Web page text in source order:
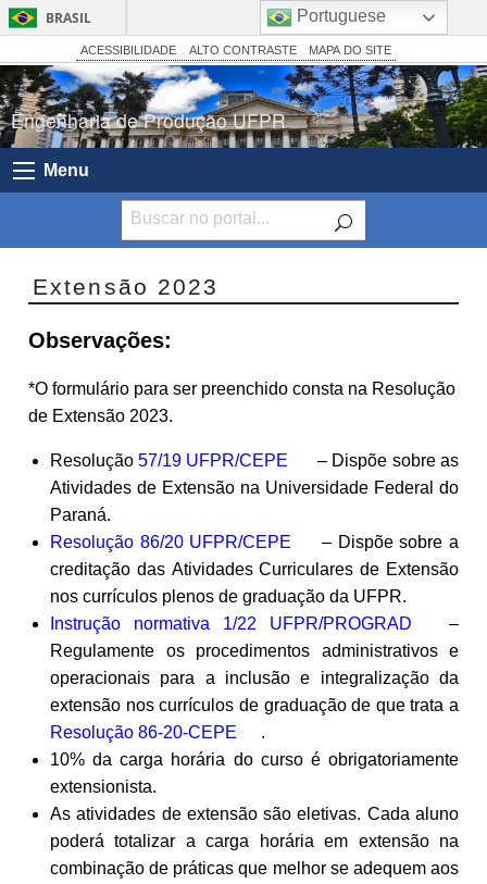
BRASIL
Simplifique!
Comunica BR
Participe
Acesso à informação
Canais
ACESSIBILIDADE ALTO CONTRASTE MAPA DO SITE
Engenharia de Produção UFPR
Menu
Extensão 2023
Observações:
*O formulário para ser preenchido consta na Resolução
de Extensão 2023.
Resolução 57/19 UFPR/CEPE
– Dispõe sobre as
Atividades de Extensão na Universidade Federal do
Paraná.
Resolução 86/20 UFPR/CEPE
– Dispõe sobre a
creditação das Atividades Curriculares de Extensão
nos currículos plenos de graduação da UFPR.
Instrução normativa 1/22 UFPR/PROGRAD
–
Regulamente os procedimentos administrativos e
operacionais para a inclusão e integralização da
extensão nos currículos de graduação de que trata a
Resolução 86-20-CEPE
.
10% da carga horária do curso é obrigatoriamente
extensionista.
As atividades de extensão são eletivas. Cada aluno
poderá totalizar a carga horária em extensão na
combinação de práticas que melhor se adequem aos
Portuguese